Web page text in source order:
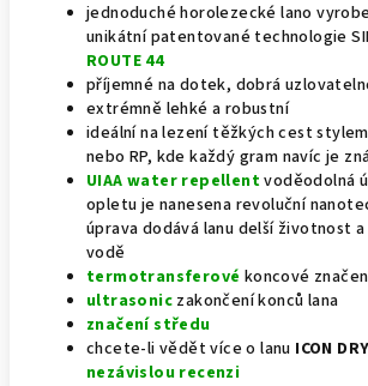
jednoduché horolezecké lano
unikátní patentované technologie
ROUTE 44
příjemné na dotek, dobrá
extrémně lehké a robustní
ideální na lezení těžkých cest
nebo RP, kde každý gram navíc je
UIAA water repellentvoděodolná
opletu je nanesena revoluční
úprava dodává lanu delší životnost
vodě
termotransferové koncové
ultrasonic zakončení konců lana
značení středu
chcete-li vědět více o lanu ICON
nezávislou recenzi